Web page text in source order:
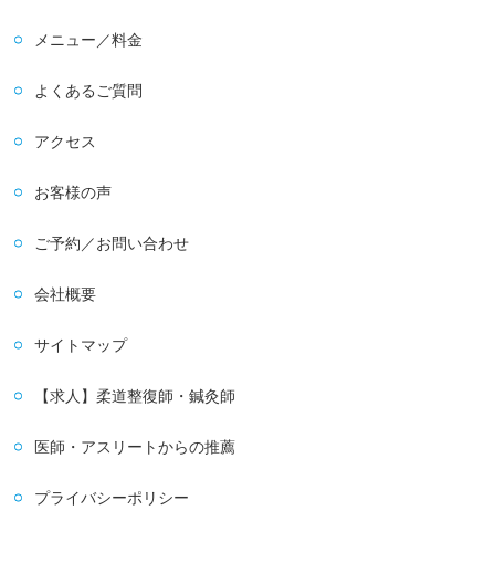
メニュー／料金
よくあるご質問
アクセス
お客様の声
ご予約／お問い合わせ
会社概要
サイトマップ
【求人】柔道整復師・鍼灸師
医師・アスリートからの推薦
プライバシーポリシー